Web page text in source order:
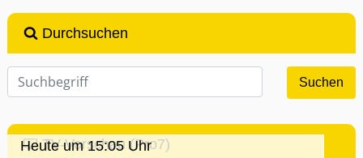
Durchsuchen
TV-Vorschau (Pro7)
Heute um 15:05 Uhr